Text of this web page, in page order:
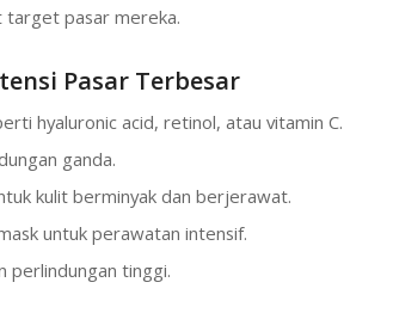
target pasar mereka.
Pasar Terbesar
hyaluronic acid, retinol, atau vitamin C.
ganda.
kulit berminyak dan berjerawat.
untuk perawatan intensif.
perlindungan tinggi.